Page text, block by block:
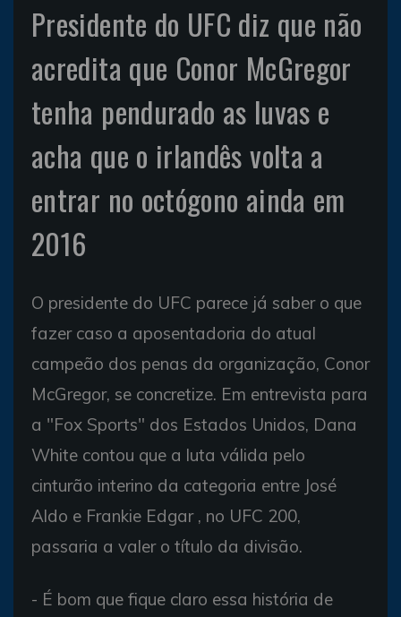
Presidente do UFC diz que não
acredita que Conor McGregor
tenha pendurado as luvas e
acha que o irlandês volta a
entrar no octógono ainda em
2016
O presidente do UFC parece já saber o que
fazer caso a aposentadoria do atual
campeão dos penas da organização, Conor
McGregor, se concretize. Em entrevista para
a "Fox Sports" dos Estados Unidos, Dana
White contou que a luta válida pelo
cinturão interino da categoria entre José
Aldo e Frankie Edgar, no UFC 200,
passaria a valer o título da divisão.
- É bom que fique claro essa história de